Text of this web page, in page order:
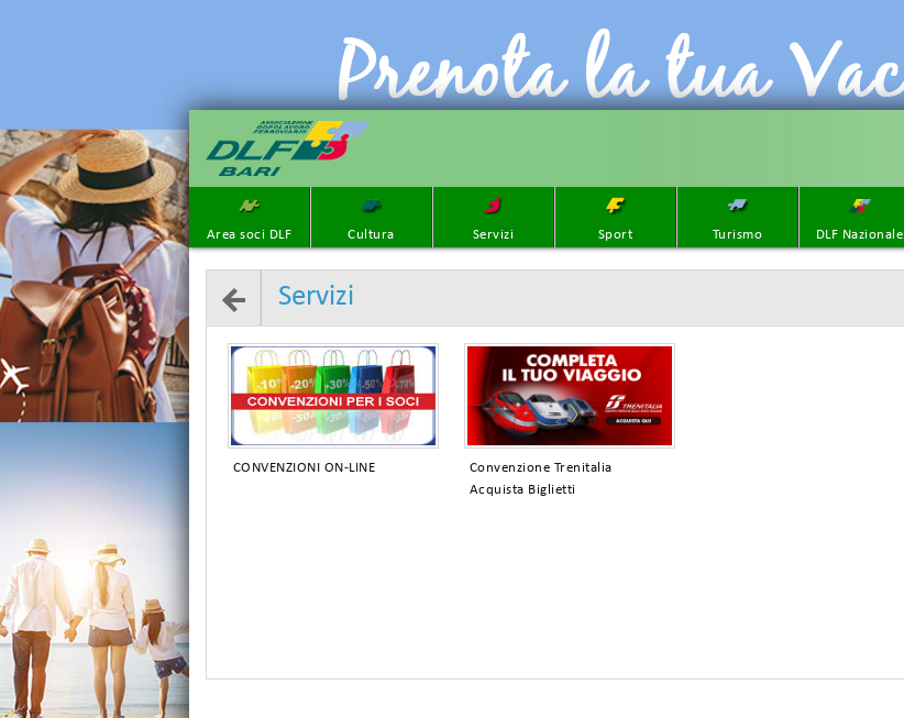
Area soci DLF Cultura Servizi Sport Turismo DLF Nazionale
Servizi
CONVENZIONI ON-LINE
Convenzione Trenitalia
Acquista Biglietti